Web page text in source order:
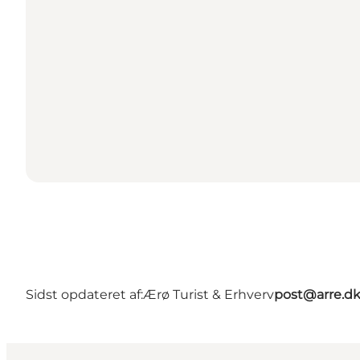
Sidst opdateret af:Ærø Turist & Erhvervpost@arre.dk